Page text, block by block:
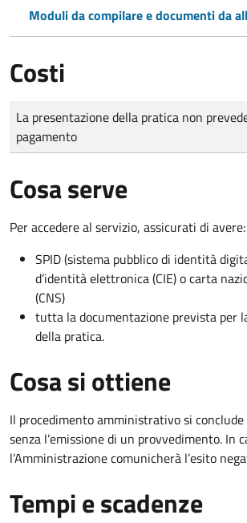
Moduli da compilare e documenti da
Costi
Tipo di pagamento
Importo
La presentazione della pratica non
pagamento
Cosa serve
Per accedere al servizio, assicurati di avere:
SPID (sistema pubblico di identità
d’identità elettronica (CIE) o carta
(CNS)
tutta la documentazione prevista per
della pratica.
Cosa si ottiene
Il procedimento amministrativo si
senza l’emissione di un provvedimento. In
l’Amministrazione comunicherà l’esito
Tempi e scadenze